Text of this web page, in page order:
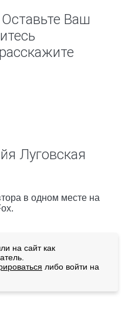
Ваш
Луговская
в одном месте на
на сайт как
либо войти на